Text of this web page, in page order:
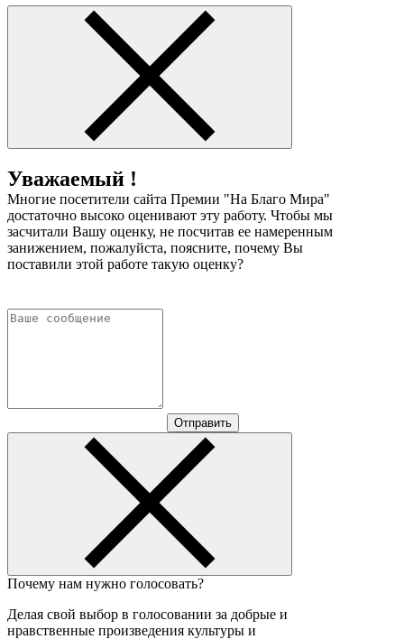
Уважаемый !
Многие посетители сайта Премии "На Благо Мира"
достаточно высоко оценивают эту работу. Чтобы мы
засчитали Вашу оценку, не посчитав ее намеренным
занижением, пожалуйста, поясните, почему Вы
поставили этой работе такую оценку?
Отправить
Почему нам нужно голосовать?
Делая свой выбор в голосовании за добрые и
нравственные произведения культуры и